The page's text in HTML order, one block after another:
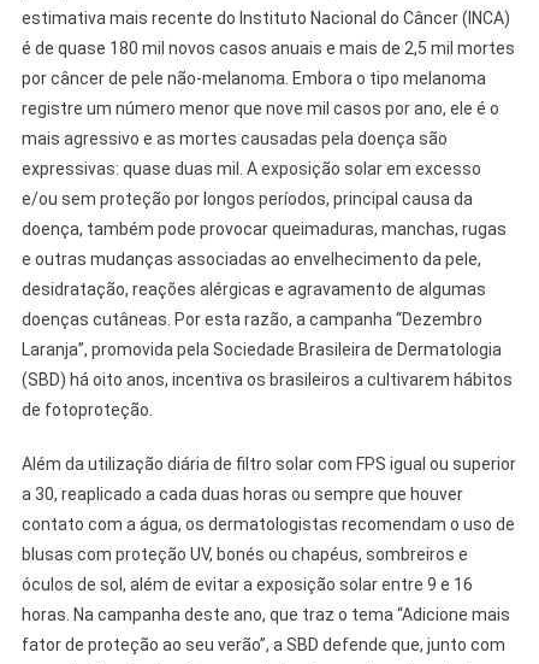
estimativa mais recente do Instituto Nacional do Câncer (INCA)
é de quase 180 mil novos casos anuais e mais de 2,5 mil mortes
por câncer de pele não-melanoma. Embora o tipo melanoma
registre um número menor que nove mil casos por ano, ele é o
mais agressivo e as mortes causadas pela doença são
expressivas: quase duas mil. A exposição solar em excesso
e/ou sem proteção por longos períodos, principal causa da
doença, também pode provocar queimaduras, manchas, rugas
e outras mudanças associadas ao envelhecimento da pele,
desidratação, reações alérgicas e agravamento de algumas
doenças cutâneas. Por esta razão, a campanha “Dezembro
Laranja”, promovida pela Sociedade Brasileira de Dermatologia
(SBD) há oito anos, incentiva os brasileiros a cultivarem hábitos
de fotoproteção.
Além da utilização diária de filtro solar com FPS igual ou superior
a 30, reaplicado a cada duas horas ou sempre que houver
contato com a água, os dermatologistas recomendam o uso de
blusas com proteção UV, bonés ou chapéus, sombreiros e
óculos de sol, além de evitar a exposição solar entre 9 e 16
horas. Na campanha deste ano, que traz o tema “Adicione mais
fator de proteção ao seu verão”, a SBD defende que, junto com